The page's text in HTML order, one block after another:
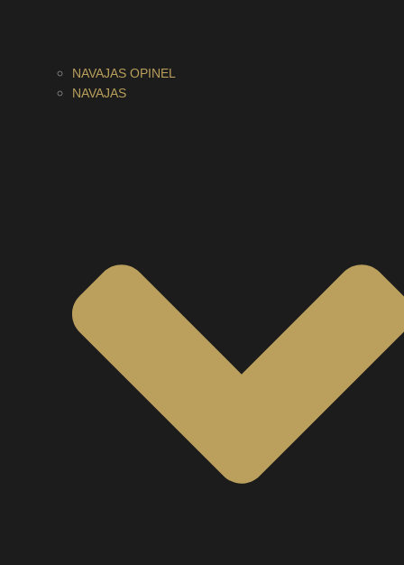
NAVAJAS OPINEL
NAVAJAS